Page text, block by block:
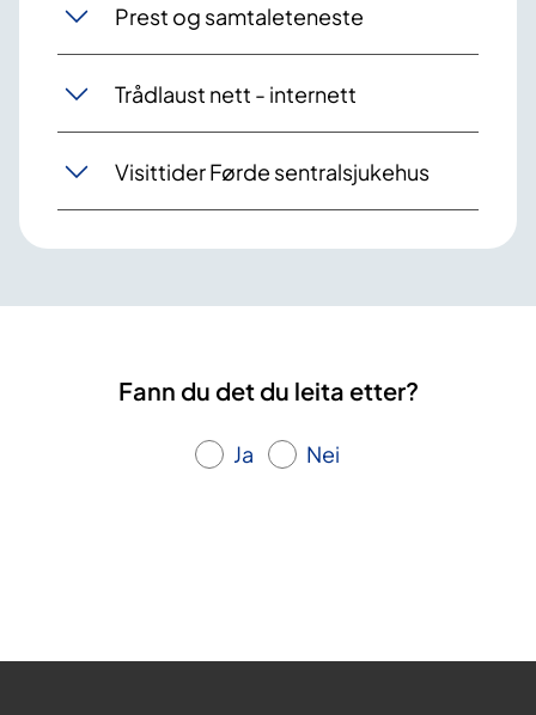
Prest og samtaleteneste
Trådlaust nett - internett
Visittider Førde sentralsjukehus
Fann du det du leita etter?
Ja Nei